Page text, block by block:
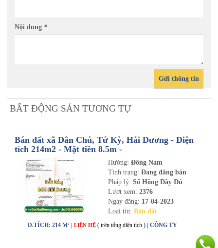
Nội dung *
Gửi thông tin
BẤT ĐỘNG SẢN TƯƠNG TỰ
Bán đất xã Dân Chủ, Tứ Kỳ, Hải Dương - Diện
tích 214m2 - Mặt tiền 8.5m -
nhadathaiduong.com
Hướng: Đông Nam
Tình trạng: Đang đăng bán
Pháp lý: Sổ Hồng Đầy Đủ
Lượt xem: 2376
Ngày đăng: 17-04-2023
Loại tin: Bán đất
D.TÍCH: 214 M² | LIÊN HỆ ( trên tổng diện tích ) | CÔNG TY